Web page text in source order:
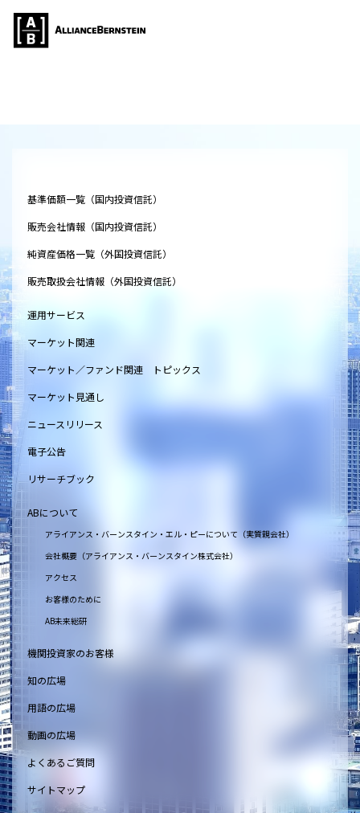
基準価額一覧（国内投資信託）
販売会社情報（国内投資信託）
純資産価格一覧（外国投資信託）
販売取扱会社情報（外国投資信託）
運用サービス
マーケット関連
マーケット／ファンド関連 トピックス
マーケット見通し
ニュースリリース
電子公告
リサーチブック
ABについて
アライアンス・バーンスタイン・エル・ピーについて（実質親会社）
会社概要（アライアンス・バーンスタイン株式会社）
アクセス
お客様のために
AB未来総研
機関投資家のお客様
知の広場
用語の広場
動画の広場
よくあるご質問
サイトマップ